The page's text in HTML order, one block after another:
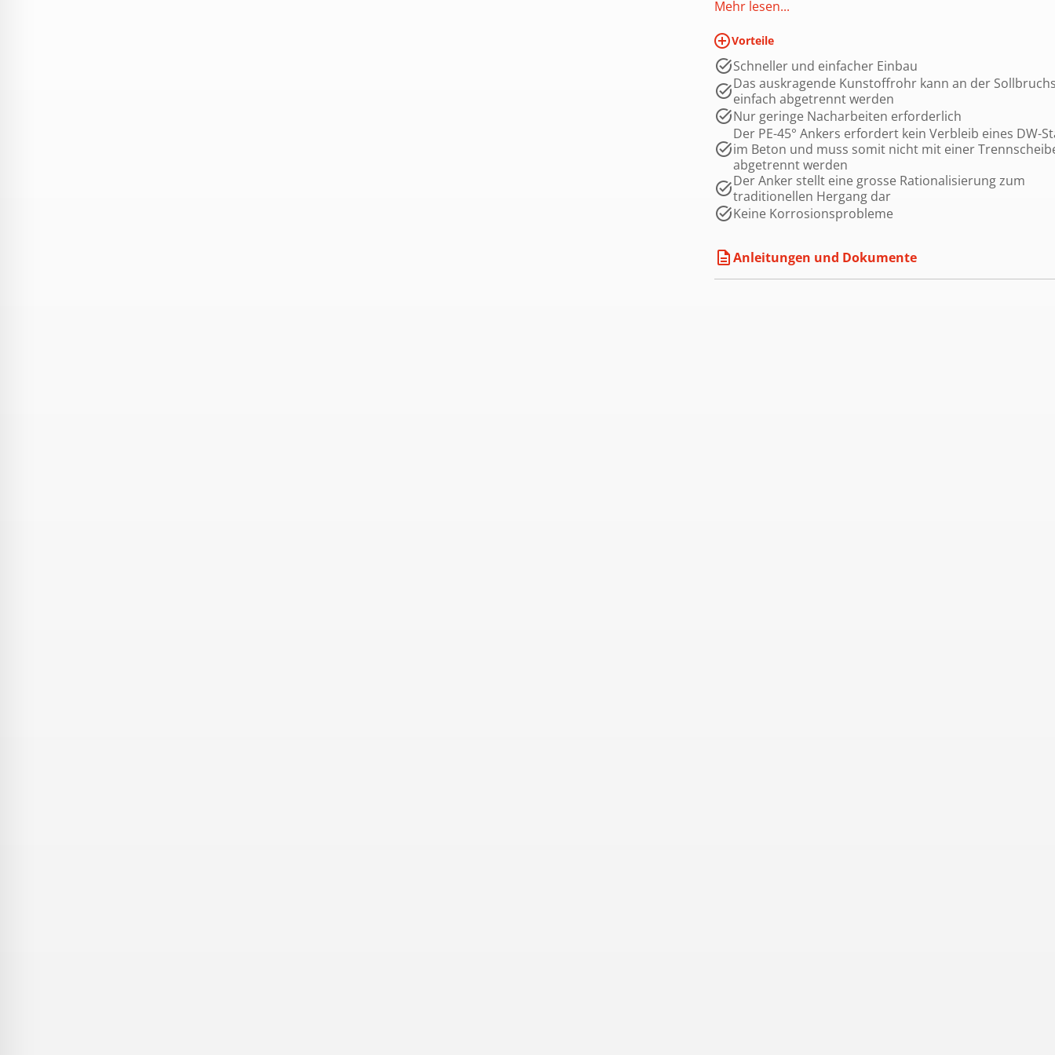
oder Decke festgebunden werden. Durch den Einsatz des
das Abtrennen mittels Trennscheibe entfällt. Die
DW-Stäbe können so wieder verwendet werden. Der
Verschlusszapfen kann dank dem grossen Grifflochs
dem betonieren einfach entfernt werden. Der Anker ist
und 20 mm DW-Gewinde erhältlich. Weiter gibt es die
Zwillingsanker mit Abstand 25 cm bei DW 15 mm und
Abstand 35 cm bei DW 20 mm.
Mehr lesen...
add_circle_outlineVorteile
Schneller und einfacher Einbau
Das auskragende Kunstoffrohr kann an der
einfach abgetrennt werden
Nur geringe Nacharbeiten erforderlich
Der PE-45° Ankers erfordert kein Verbleib eines DW-
im Beton und muss somit nicht mit einer
abgetrennt werden
Der Anker stellt eine grosse Rationalisierung zum
traditionellen Hergang dar
Keine Korrosionsprobleme
descriptionAnleitungen und Dokumente